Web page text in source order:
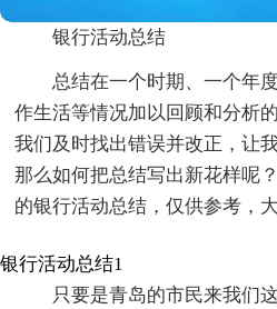
银行活动总结
总结在一个时期、一个年
作生活等情况加以回顾和分析
我们及时找出错误并改正，让
那么如何把总结写出新花样呢
的银行活动总结，仅供参考，
银行活动总结1
只要是青岛的市民来我们